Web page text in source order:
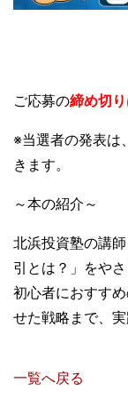
ご応募の締め切
※当選者の発表は
きます。
～本の紹介～
北浜投資塾の講
引とは？」をやさ
初心者におすす
せた戦略まで、
一覧へ戻る